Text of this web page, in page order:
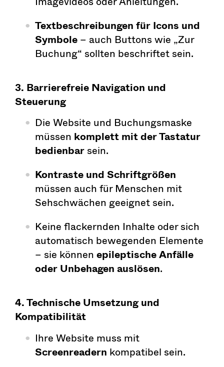
Textbeschreibungen für Icons und
Symbole– auch Buttons wie „Zur
Buchung“ sollten beschriftet sein.
3. Barrierefreie Navigation und
Steuerung
Die Website und Buchungsmaske
müssen komplett mit der Tastatur
bedienbarsein.
Kontraste und Schriftgrößen
müssen auch für Menschen mit
Sehschwächen geeignet sein.
Keine flackernden Inhalte oder sich
automatisch bewegenden Elemente
– sie könnenepileptische Anfälle
oder Unbehagen auslösen.
4. Technische Umsetzung und
Kompatibilität
Ihre Website muss mit
Screenreadern kompatibel sein.